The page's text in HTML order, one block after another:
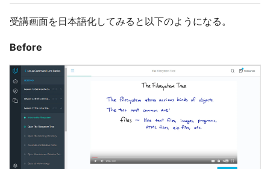
受講画面を日本語化してみると以下のようになる。
Before